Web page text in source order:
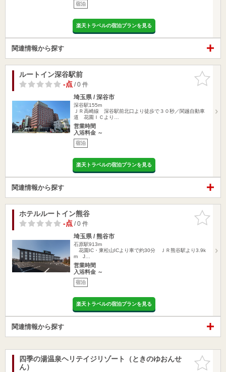
宿泊
楽天トラベルの宿泊プランを見る
関連情報から探す
お気に入
りに追加
ルートイン深谷駅前
-点/ 0 件
埼玉県 / 深谷市
深谷駅155m
ＪＲ高崎線 深谷駅前北口より徒歩で３０秒／関越自動車
道 花園ＩＣより…
営業時間
入浴料金 ～
宿泊
楽天トラベルの宿泊プランを見る
関連情報から探す
お気に入
りに追加
ホテルルートイン熊谷
-点/ 0 件
埼玉県 / 熊谷市
石原駅913m
花園IC・東松山ICより車で約30分 ＪＲ熊谷駅より3.9k
m J…
営業時間
入浴料金 ～
宿泊
楽天トラベルの宿泊プランを見る
関連情報から探す
お気に入
りに追加
四季の湯温泉ヘリテイジリゾート（ときのゆおんせ
ん）